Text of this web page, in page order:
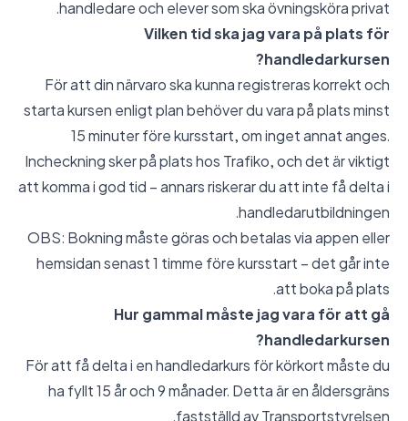
handledare och elever som ska övningsköra privat.
Vilken tid ska jag vara på plats för
handledarkursen?
För att din närvaro ska kunna registreras korrekt och
starta kursen enligt plan behöver du vara på plats minst
15 minuter före kursstart, om inget annat anges.
Incheckning sker på plats hos Trafiko, och det är viktigt
att komma i god tid – annars riskerar du att inte få delta i
handledarutbildningen.
OBS: Bokning måste göras och betalas via appen eller
hemsidan senast 1 timme före kursstart – det går inte
att boka på plats.
Hur gammal måste jag vara för att gå
handledarkursen?
För att få delta i en handledarkurs för körkort måste du
ha fyllt 15 år och 9 månader. Detta är en åldersgräns
fastställd av Transportstyrelsen.